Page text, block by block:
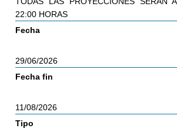
22:00 HORAS
Fecha
29/06/2026
Fecha fin
11/08/2026
Tipo